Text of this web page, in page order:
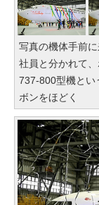
写真の機体手前
社員と分かれて
737-800型機とい
ボンをほどく